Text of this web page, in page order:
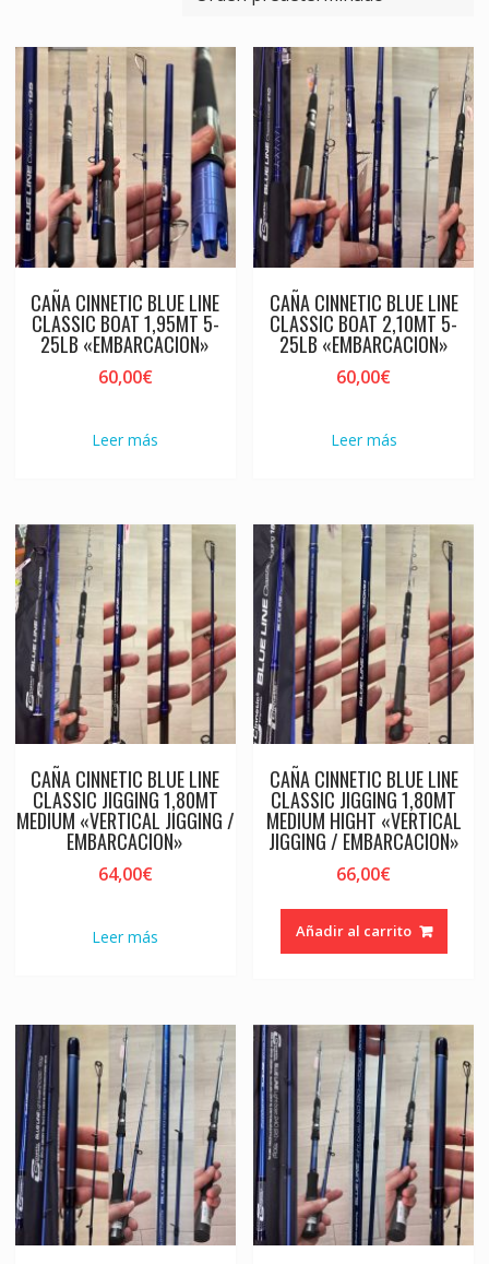
CAÑA CINNETIC BLUE LINE
CLASSIC BOAT 1,95MT 5-
25LB «EMBARCACION»
60,00€
Leer más
CAÑA CINNETIC BLUE LINE
CLASSIC BOAT 2,10MT 5-
25LB «EMBARCACION»
60,00€
Leer más
CAÑA CINNETIC BLUE LINE
CLASSIC JIGGING 1,80MT
MEDIUM «VERTICAL JIGGING /
EMBARCACION»
64,00€
Leer más
CAÑA CINNETIC BLUE LINE
CLASSIC JIGGING 1,80MT
MEDIUM HIGHT «VERTICAL
JIGGING / EMBARCACION»
66,00€
Añadir al carrito